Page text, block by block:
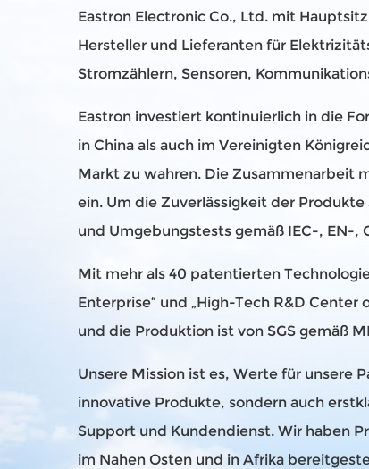
Eastron Electronic Co., Ltd. mit
Hersteller und Lieferanten für
Stromzählern, Sensoren,
Eastron investiert kontinuierlich in die
in China als auch im Vereinigten
Markt zu wahren. Die Zusammenarbeit
ein. Um die Zuverlässigkeit der
und Umgebungstests gemäß IEC-, EN-,
Mit mehr als 40 patentierten
Enterprise“ und „High-Tech R&D
und die Produktion ist von SGS gemäß
Unsere Mission ist es, Werte für unsere
innovative Produkte, sondern auch
Support und Kundendienst. Wir haben
im Nahen Osten und in Afrika